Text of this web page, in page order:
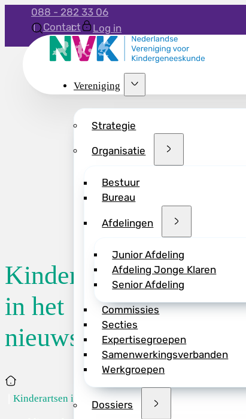
088 - 282 33 06
Contact
Log in
Vereniging
Strategie
Organisatie
Bestuur
Bureau
Afdelingen
Junior Afdeling
Afdeling Jonge Klaren
Senior Afdeling
Commissies
Secties
Expertisegroepen
Samenwerkingsverbanden
Werkgroepen
Dossiers
Kinderartsen
in het
nieuws
Home
Kinderartsen in...
explosief
kunt
stijging zou
producten
allergieën
waarschuwt:
sterke